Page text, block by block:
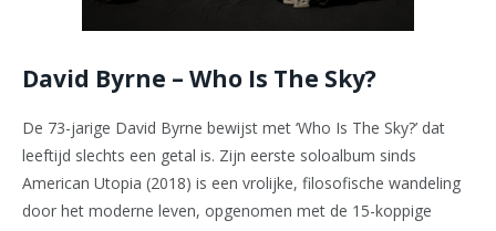
David Byrne – Who Is The Sky?
De 73-jarige David Byrne bewijst met ‘Who Is The Sky?’ dat
leeftijd slechts een getal is. Zijn eerste soloalbum sinds
American Utopia (2018) is een vrolijke, filosofische wandeling
door het moderne leven, opgenomen met de 15-koppige